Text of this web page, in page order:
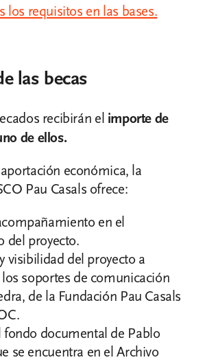
los requisitos en las bases.
las becas
recibirán el importe de
de ellos.
económica, la
Pau Casals ofrece:
en el
del proyecto.
visibilidad del proyecto a
soportes de comunicación
de la Fundación Pau Casals
fondo documental de Pablo
se encuentra en el Archivo